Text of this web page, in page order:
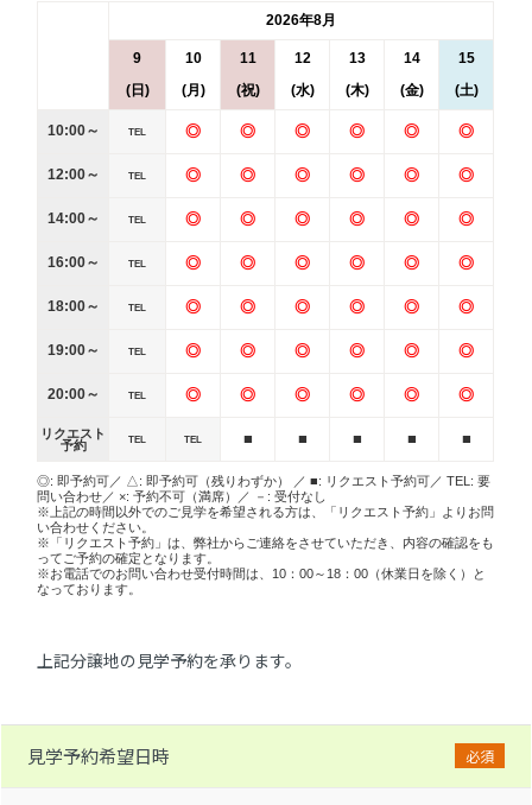
2026年8月
9
(日)
10
(月)
11
(祝)
12
(水)
13
(木)
14
(金)
15
(土)
10:00～ TEL ◎ ◎ ◎ ◎ ◎ ◎
12:00～ TEL ◎ ◎ ◎ ◎ ◎ ◎
14:00～ TEL ◎ ◎ ◎ ◎ ◎ ◎
16:00～ TEL ◎ ◎ ◎ ◎ ◎ ◎
18:00～ TEL ◎ ◎ ◎ ◎ ◎ ◎
19:00～ TEL ◎ ◎ ◎ ◎ ◎ ◎
20:00～ TEL ◎ ◎ ◎ ◎ ◎ ◎
リクエスト
予約
TEL TEL ■ ■ ■ ■ ■
◎: 即予約可／ △: 即予約可（残りわずか） ／ ■: リクエスト予約可／ TEL: 要
問い合わせ／ ×: 予約不可（満席）／ －: 受付なし
※上記の時間以外でのご見学を希望される方は、「リクエスト予約」よりお問
い合わせください。
※「リクエスト予約」は、弊社からご連絡をさせていただき、内容の確認をも
ってご予約の確定となります。
※お電話でのお問い合わせ受付時間は、10：00～18：00（休業日を除く）と
なっております。
上記分譲地の見学予約を承ります。
見学予約希望日時 必須